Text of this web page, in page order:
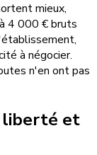
mieux,
4 000 € bruts
à négocier.
n'en ont pas
liberté et